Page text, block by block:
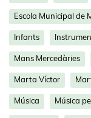
Escola Municipal de
Infants
Mans Mercedàries
Marta Víctor
Música Música